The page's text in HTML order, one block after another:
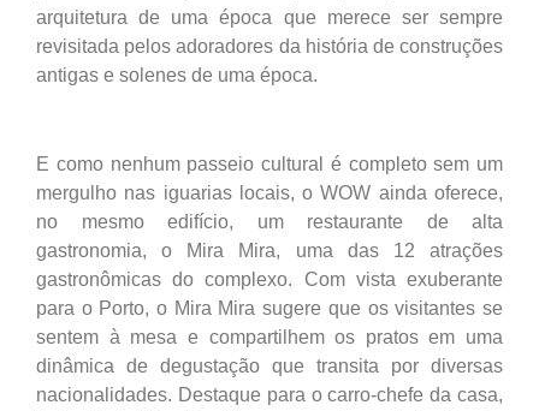
arquitetura de uma época que merece ser sempre
revisitada pelos adoradores da história de construções
antigas e solenes de uma época.
E como nenhum passeio cultural é completo sem um
mergulho nas iguarias locais, o WOW ainda oferece,
no mesmo edifício, um restaurante de alta
gastronomia, o Mira Mira, uma das 12 atrações
gastronômicas do complexo. Com vista exuberante
para o Porto, o Mira Mira sugere que os visitantes se
sentem à mesa e compartilhem os pratos em uma
dinâmica de degustação que transita por diversas
nacionalidades. Destaque para o carro-chefe da casa,